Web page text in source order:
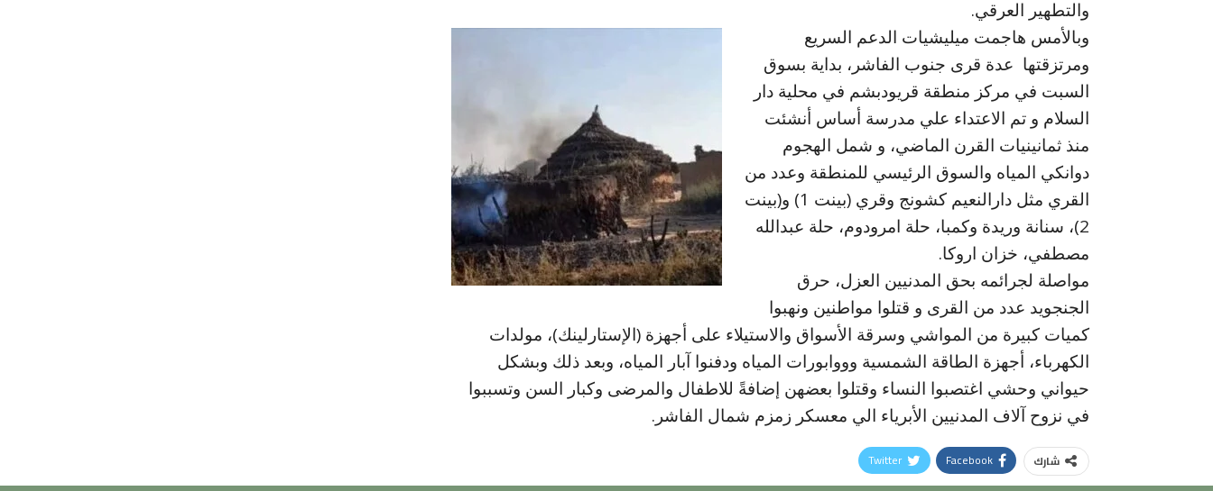
والتطهير العرقي.
وبالأمس هاجمت ميليشيات الدعم السريع
ومرتزقتها عدة قرى جنوب الفاشر، بداية بسوق
السبت في مركز منطقة قريودبشم في محلية دار
السلام و تم الاعتداء علي مدرسة أساس أنشئت
منذ ثمانينيات القرن الماضي، و شمل الهجوم
دوانكي المياه والسوق الرئيسي للمنطقة وعدد من
القري مثل دارالنعيم كشونج وقري (بينت 1) و(بينت
2)، سنانة وريدة وكمبا، حلة امرودوم، حلة عبدالله
مصطفي، خزان اروكا.
مواصلة لجرائمه بحق المدنيين العزل، حرق
الجنجويد عدد من القرى و قتلوا مواطنين ونهبوا
كميات كبيرة من المواشي وسرقة الأسواق والاستيلاء على أجهزة (الإستارلينك)، مولدات
الكهرباء، أجهزة الطاقة الشمسية وووابورات المياه ودفنوا آبار المياه، وبعد ذلك وبشكل
حيواني وحشي اغتصبوا النساء وقتلوا بعضهن إضافةً للاطفال والمرضى وكبار السن وتسببوا
في نزوح آلاف المدنيين الأبرياء الي معسكر زمزم شمال الفاشر.
شارك Facebook
Twitter